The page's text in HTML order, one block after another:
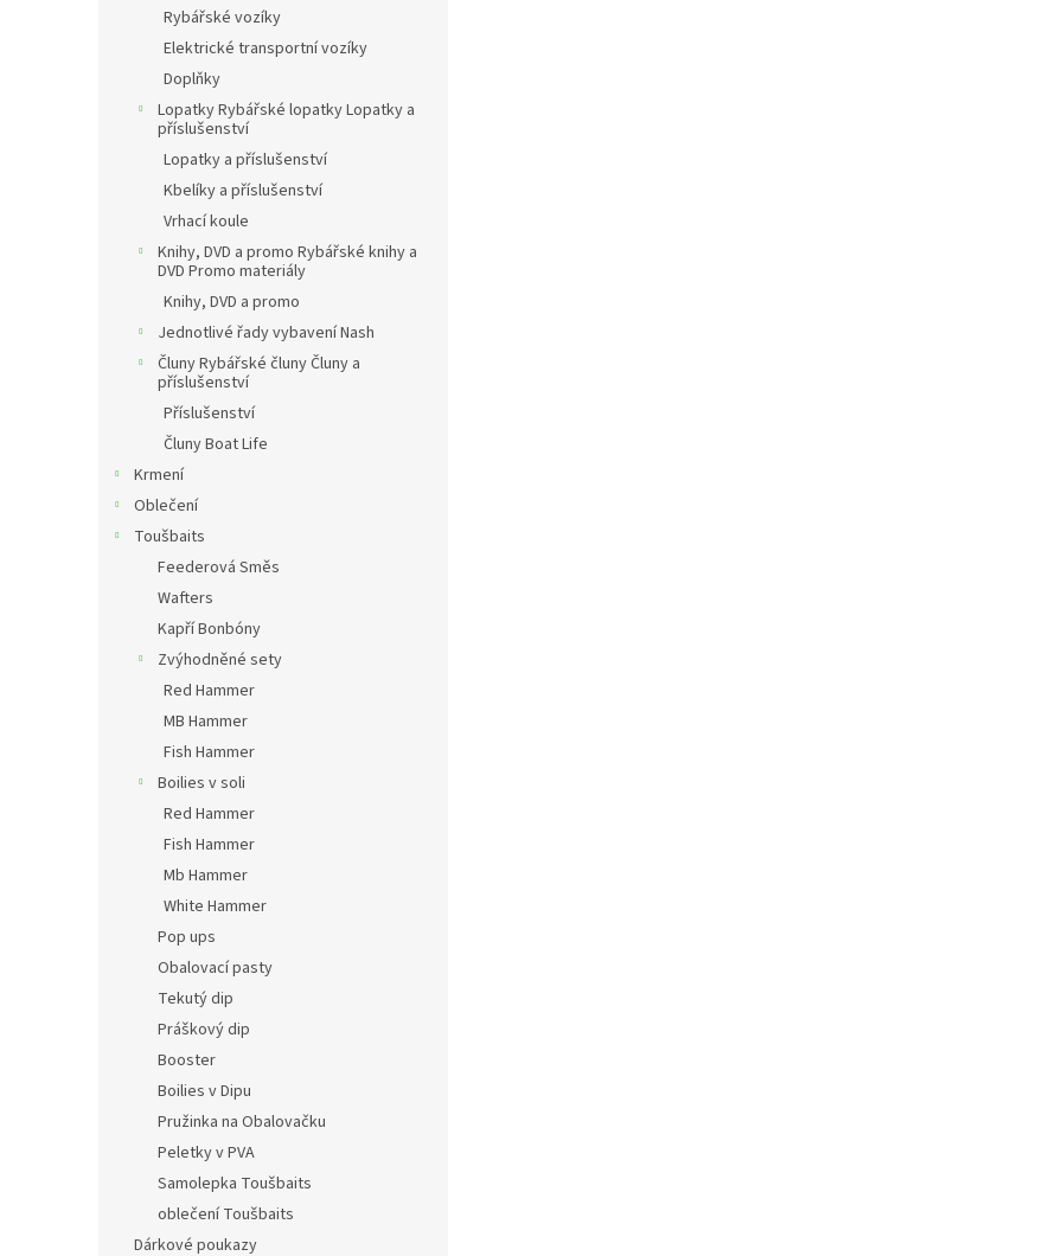
Rybářské vozíky
Elektrické transportní vozíky
Doplňky
Lopatky Rybářské lopatky Lopatky a
příslušenství
Lopatky a příslušenství
Kbelíky a příslušenství
Vrhací koule
Knihy, DVD a promo Rybářské knihy a
DVD Promo materiály
Knihy, DVD a promo
Jednotlivé řady vybavení Nash
Čluny Rybářské čluny Čluny a
příslušenství
Příslušenství
Čluny Boat Life
Krmení
Oblečení
Toušbaits
Feederová Směs
Wafters
Kapří Bonbóny
Zvýhodněné sety
Red Hammer
MB Hammer
Fish Hammer
Boilies v soli
Red Hammer
Fish Hammer
Mb Hammer
White Hammer
Pop ups
Obalovací pasty
Tekutý dip
Práškový dip
Booster
Boilies v Dipu
Pružinka na Obalovačku
Peletky v PVA
Samolepka Toušbaits
oblečení Toušbaits
Dárkové poukazy